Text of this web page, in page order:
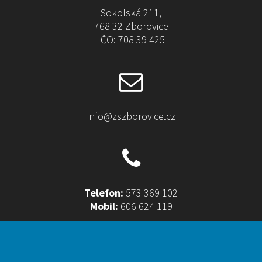
e
:
Sokolská 211,
768 32 Zborovice
IČO: 708 39 425
info@zszborovice.cz
Telefon: 573 369 102
Mobil: 606 624 119